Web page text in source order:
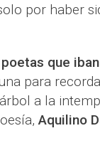
por haber
que
para
a la
Aquilino